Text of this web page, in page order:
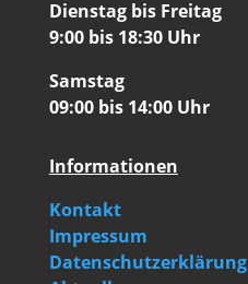
Dienstag bis Freitag
9:00 bis 18:30 Uhr
Samstag
09:00 bis 14:00 Uhr
Informationen
Kontakt
Impressum
Datenschutzerklärung